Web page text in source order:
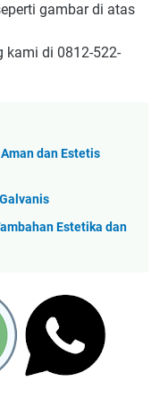
gambar di atas
kami di 0812-522-
dan Estetis
Estetika dan